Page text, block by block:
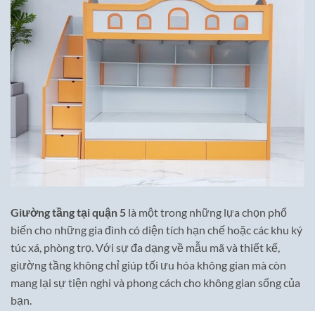
Giường tầng tại quận 5 là một trong những lựa chọn phổ
biến cho những gia đình có diện tích hạn chế hoặc các khu ký
túc xá, phòng trọ. Với sự đa dạng về mẫu mã và thiết kế,
giường tầng không chỉ giúp tối ưu hóa không gian mà còn
mang lại sự tiện nghi và phong cách cho không gian sống của
bạn.